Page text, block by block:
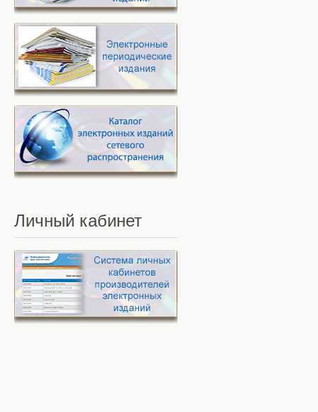
Личный кабинет